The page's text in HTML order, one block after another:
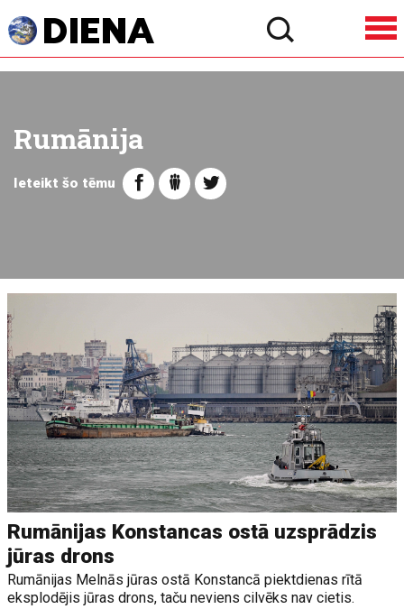
Rumānija
Ieteikt šo tēmu
Rumānijas Konstancas ostā uzsprādzis
jūras drons
Rumānijas Melnās jūras ostā Konstancā piektdienas rītā
eksplodējis jūras drons, taču neviens cilvēks nav cietis.